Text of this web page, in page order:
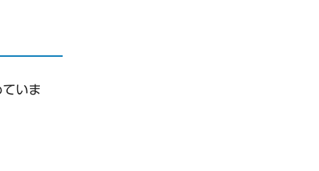
いま